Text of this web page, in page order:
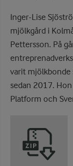
Inger-Lise
mjölkgård i
Pettersson. På
varit mjölkbonde
sedan 2017.
Platform och